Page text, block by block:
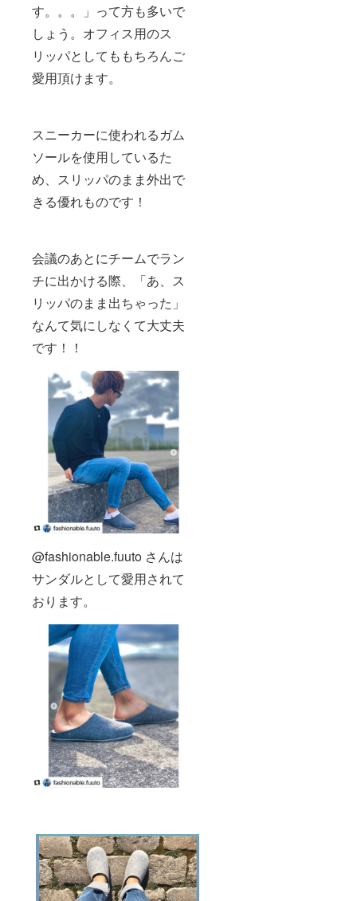
す。。。」って方も多いで
しょう。オフィス用のス
リッパとしてももちろんご
愛用頂けます。
スニーカーに使われるガム
ソールを使用しているた
め、スリッパのまま外出で
きる優れものです！
会議のあとにチームでラン
チに出かける際、「あ、ス
リッパのまま出ちゃった」
なんて気にしなくて大丈夫
です！！
@fashionable.fuuto さんは
サンダルとして愛用されて
おります。